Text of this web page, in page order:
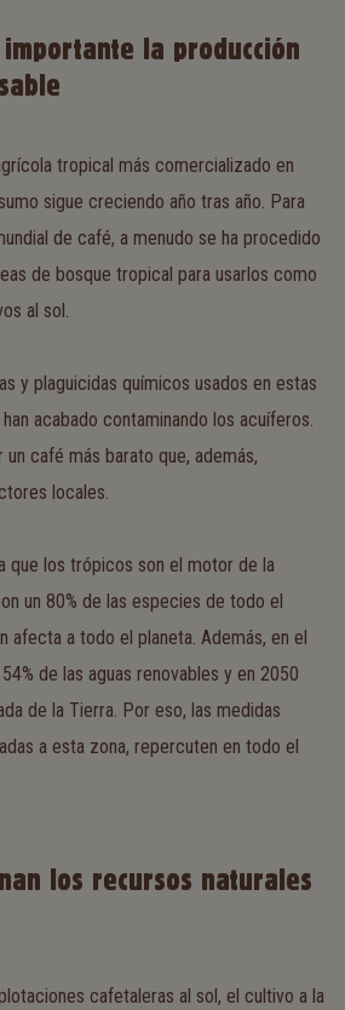
la producción
tropical más comercializado en
sigue creciendo año tras año. Para
de café, a menudo se ha procedido
de bosque tropical para usarlos como
al sol.
y plaguicidas químicos usados en estas
acabado contaminando los acuíferos.
café más barato que, además,
locales.
que los trópicos son el motor de la
un 80% de las especies de todo el
afecta a todo el planeta. Además, en el
de las aguas renovables y en 2050
de la Tierra. Por eso, las medidas
a esta zona, repercuten en todo el
los recursos naturales
cafetaleras al sol, el cultivo a la